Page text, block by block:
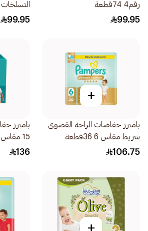
رقم4 74قطعة
99.95
4، 9-14 60قطعة
99.95
+
بامبرز حفاضات الراحة القصوى
شريط مقاس 6 36قطعة
106.75
15 مقاس 56قطعة
136
+